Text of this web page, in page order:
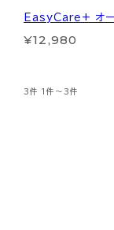
EasyCare+ オー
¥12,980
3件 1件～3件